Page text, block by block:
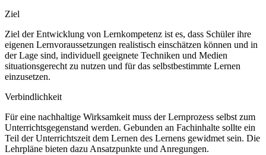
Ziel
Ziel der Entwicklung von Lernkompetenz ist es, dass Schüler ihre
eigenen Lernvoraussetzungen realistisch einschätzen können und in
der Lage sind, individuell geeignete Techniken und Medien
situationsgerecht zu nutzen und für das selbstbestimmte Lernen
einzusetzen.
Verbindlichkeit
Für eine nachhaltige Wirksamkeit muss der Lernprozess selbst zum
Unterrichtsgegenstand werden. Gebunden an Fachinhalte sollte ein
Teil der Unterrichtszeit dem Lernen des Lernens gewidmet sein. Die
Lehrpläne bieten dazu Ansatzpunkte und Anregungen.